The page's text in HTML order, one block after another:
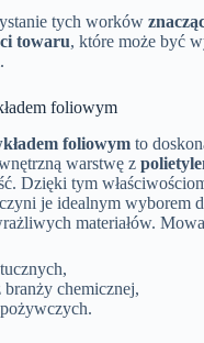
tych worków
towaru, które może być
foliowym
foliowym to
warstwę z
Dzięki tym
je idealnym wyborem
materiałów.
chemicznej,